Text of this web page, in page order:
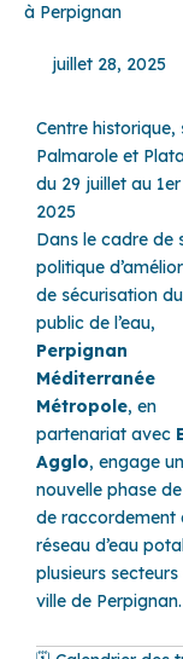
à Perpignan
juillet 28, 2025
Centre historique,
Palmarole et
du 29 juillet au
2025
Dans le cadre de
politique
de sécurisation
public de l’eau,
Perpignan
Méditerranée
Métropole, en
partenariat avec
Agglo, engage
nouvelle phase
de raccordement
réseau d’eau
plusieurs
ville de Perpignan.